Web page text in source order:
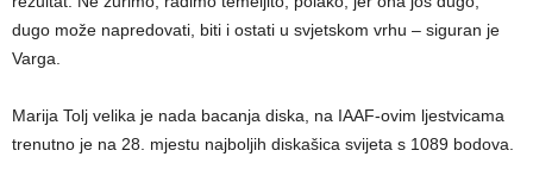
dugo može napredovati, biti i ostati u svjetskom vrhu – siguran je
Varga.
Marija Tolj velika je nada bacanja diska, na IAAF-ovim ljestvicama
trenutno je na 28. mjestu najboljih diskašica svijeta s 1089 bodova.